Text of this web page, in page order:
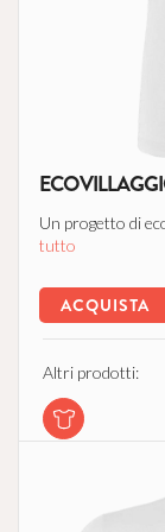
Un progetto di
tutto
ACQUISTA
Altri prodotti: